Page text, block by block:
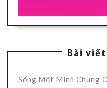
Bài
Sống Một Mình Chung